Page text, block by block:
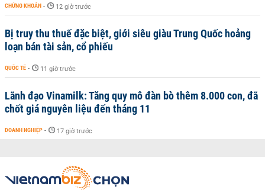
CHỨNG KHOÁN - 12 giờ trước
Bị truy thu thuế đặc biệt, giới siêu giàu Trung Quốc hoảng
loạn bán tài sản, cổ phiếu
QUỐC TẾ - 11 giờ trước
Lãnh đạo Vinamilk: Tăng quy mô đàn bò thêm 8.000 con, đã
chốt giá nguyên liệu đến tháng 11
DOANH NGHIỆP - 17 giờ trước